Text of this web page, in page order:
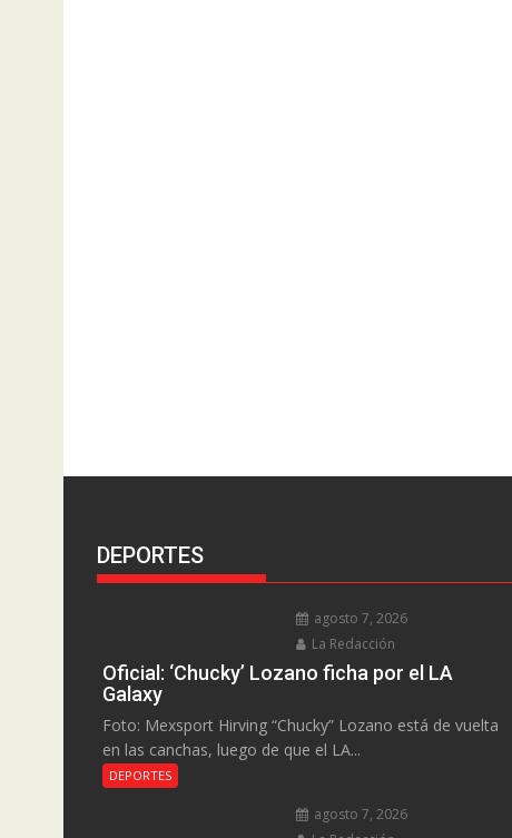
DEPORTES
agosto 7, 2026
La Redacción
Oficial: ‘Chucky’ Lozano ficha por el LA
Galaxy
Foto: Mexsport Hirving “Chucky” Lozano está de vuelta
en las canchas, luego de que el LA...
DEPORTES
agosto 7, 2026